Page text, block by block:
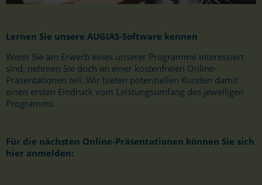
Lernen Sie unsere AUGIAS-Software kennen
Wenn Sie am Erwerb eines unserer Programme interessiert
sind, nehmen Sie doch an einer kostenfreien Online-
Präsentationen teil. Wir bieten potenziellen Kunden damit
einen ersten Eindruck vom Leistungsumfang des jeweiligen
Programms.
Für die nächsten Online-Präsentationen können Sie sich
hier anmelden: